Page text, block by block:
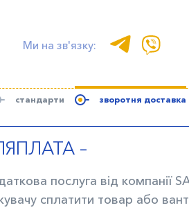
Ми на зв'язку:
стандарти зворотня доставка
–
послуга від компанії
сплатити товар або